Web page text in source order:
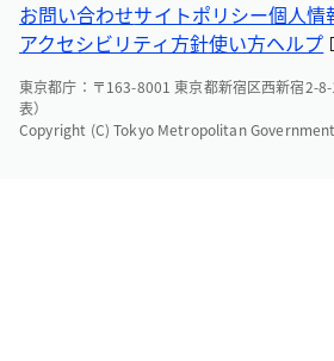
お問い合わせサイトポリシー個人情
アクセシビリティ方針使い方ヘルプ
東京都庁：〒163-8001 東京都新宿区西新宿2-
表）
Copyright (C) Tokyo Metropolitan